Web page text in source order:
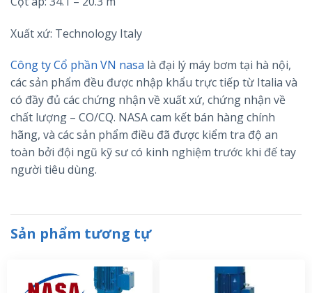
Xuất xứ: Technology Italy
Công ty Cổ phần VN nasa là đại lý máy bơm tại hà nội,
các sản phẩm đều được nhập khẩu trực tiếp từ Italia và
có đầy đủ các chứng nhận về xuất xứ, chứng nhận về
chất lượng – CO/CQ. NASA cam kết bán hàng chính
hãng, và các sản phẩm điều đã được kiểm tra độ an
toàn bởi đội ngũ kỹ sư có kinh nghiệm trước khi đế tay
người tiêu dùng.
Sản phẩm tương tự